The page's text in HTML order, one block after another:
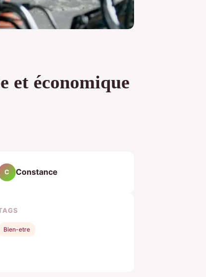
et économique
C Constance
Bien-etre